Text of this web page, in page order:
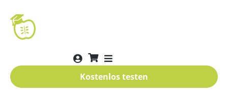
Kostenlos testen